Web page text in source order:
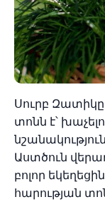
Սուրբ Զատիկը
տոնն է՝
Աստծուն
բոլոր
հարության